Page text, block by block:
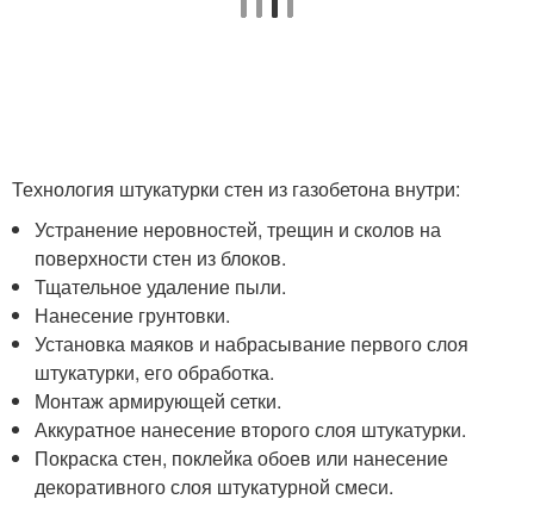
Технология штукатурки стен из газобетона внутри:
Устранение неровностей, трещин и сколов на
поверхности стен из блоков.
Тщательное удаление пыли.
Нанесение грунтовки.
Установка маяков и набрасывание первого слоя
штукатурки, его обработка.
Монтаж армирующей сетки.
Аккуратное нанесение второго слоя штукатурки.
Покраска стен, поклейка обоев или нанесение
декоративного слоя штукатурной смеси.